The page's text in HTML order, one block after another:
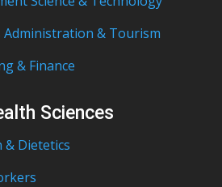
Administration & Tourism
& Finance
Sciences
Dietetics